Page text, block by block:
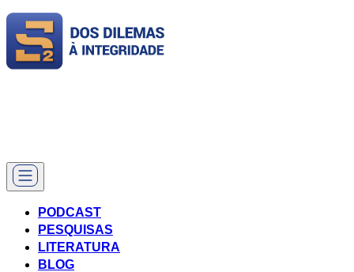
PODCAST
PESQUISAS
LITERATURA
BLOG